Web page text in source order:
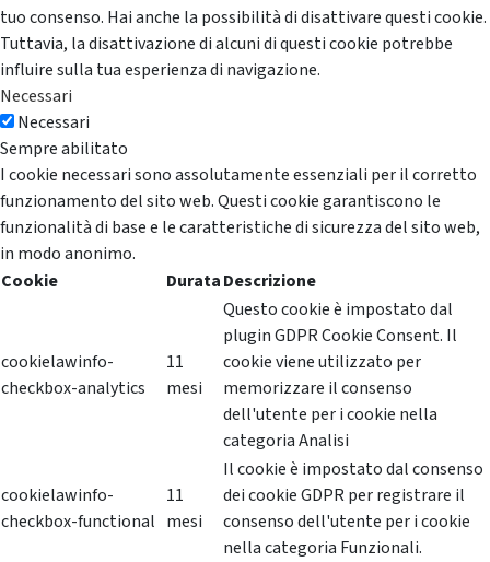
tuo consenso. Hai anche la possibilità di disattivare questi cookie.
Tuttavia, la disattivazione di alcuni di questi cookie potrebbe
influire sulla tua esperienza di navigazione.
Necessari
Necessari
Sempre abilitato
I cookie necessari sono assolutamente essenziali per il corretto
funzionamento del sito web. Questi cookie garantiscono le
funzionalità di base e le caratteristiche di sicurezza del sito web,
in modo anonimo.
Cookie
DurataDescrizione
cookielawinfo-
checkbox-analytics
11
mesi
Questo cookie è impostato dal
plugin GDPR Cookie Consent. Il
cookie viene utilizzato per
memorizzare il consenso
dell'utente per i cookie nella
categoria Analisi
cookielawinfo-
checkbox-functional
11
mesi
Il cookie è impostato dal consenso
dei cookie GDPR per registrare il
consenso dell'utente per i cookie
nella categoria Funzionali.